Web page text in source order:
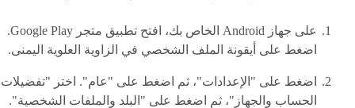
على جهاز Android الخاص بك، افتح تطبيق متجر Google Play.
اضغط على أيقونة الملف الشخصي في الزاوية العلوية اليمنى.
اضغط على "الإعدادات"، ثم اضغط على "عام". اختر "تفضيلات
الحساب والجهاز"، ثم اضغط على "البلد والملفات الشخصية".